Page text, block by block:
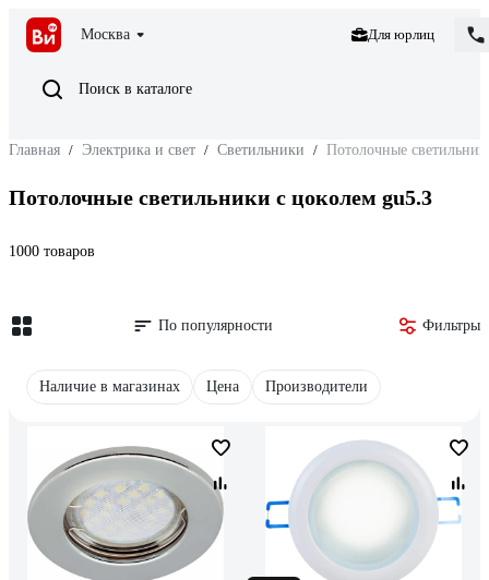
Москва Для юрлиц
Поиск в каталоге
Главная / Электрика и свет / Светильники / Потолочные
Потолочные светильники с цоколем gu5.3
1000 товаров
По популярности Фильтры
Наличие в магазинах Цена Производители